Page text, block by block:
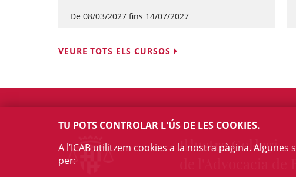
De 08/03/2027 fins 14/07/2027
VEURE TOTS ELS CURSOS
Il·lustre Col·legi
TU POTS CONTROLAR L'ÚS DE LES COOKIES.
A l’ICAB utilitzem cookies a la nostra pàgina.
per: